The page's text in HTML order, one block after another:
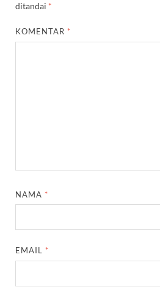
ditandai *
KOMENTAR *
NAMA *
EMAIL *